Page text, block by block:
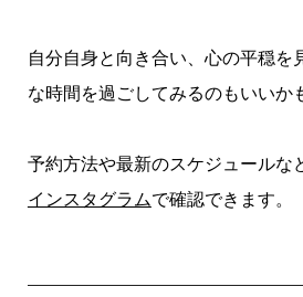
自分自身と向き合い、心の平穏を
な時間を過ごしてみるのもいいか
予約方法や最新のスケジュールな
インスタグラムで確認できます。